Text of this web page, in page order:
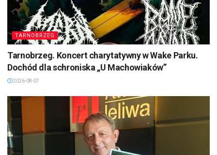
TARNOBRZEG
Tarnobrzeg. Koncert charytatywny w Wake Parku.
Dochód dla schroniska „U Machowiaków”
2026-08-07